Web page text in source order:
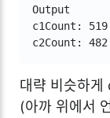
Output
c1Count: 519
c2Count: 482
대략 비슷하게
(아까 위에서